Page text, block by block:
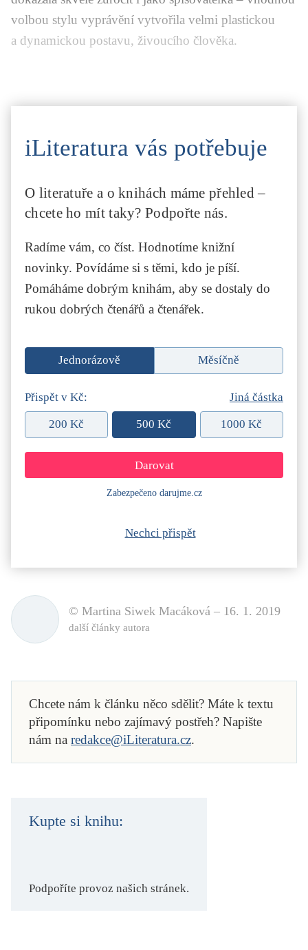
volbou stylu vyprávění vytvořila velmi plastickou
a dynamickou postavu, živoucího člověka.
iLiteratura vás potřebuje
O literatuře a o knihách máme přehled –
chcete ho mít taky? Podpořte nás.
Radíme vám, co číst. Hodnotíme knižní
novinky. Povídáme si s těmi, kdo je píší.
Pomáháme dobrým knihám, aby se dostaly do
rukou dobrých čtenářů a čtenářek.
Jednorázově Měsíčně
Přispět v Kč: Jiná částka
200 Kč 500 Kč 1000 Kč
Zabezpečeno darujme.cz
Nechci přispět
© Martina Siwek Macáková – 16. 1. 2019
další články autora
Chcete nám k článku něco sdělit? Máte k textu
připomínku nebo zajímavý postřeh? Napište
nám na redakce@iLiteratura.cz.
Kupte si knihu:
Podpoříte provoz našich stránek.